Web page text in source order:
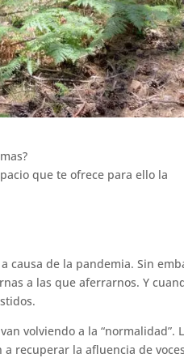
que te ofrece para ello la
causa de la pandemia. Sin
a las que aferrarnos. Y
volviendo a la “normalidad”.
recuperar la afluencia de